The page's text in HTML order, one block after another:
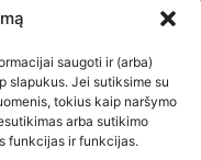
saugoti ir (arba)
slapukus. Jei sutiksime su
tokius kaip naršymo
arba sutikimo
funkcijas ir funkcijas.